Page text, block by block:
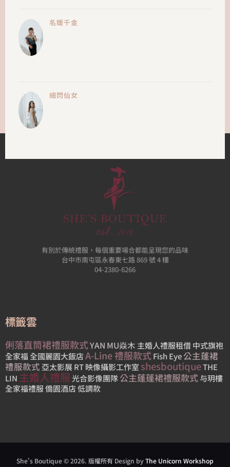
名媛千金
細閃仙女
有別於傳統禮服，每個重要場合都能呈現您的品味
台中市南屯區永春東七路 869 號 4 樓
04-2380-6266
標籤雲
俐落直筒裙禮服款式YAN MU焱木 主婚人禮服租借中式旗袍
全家福全國麗園大飯店A-Line 禮服款式Fish Eye公主蓬裙
禮服款式 亞太影展RT 映像攝影工作室 shesboutiqueTHE
LIN 主婚人禮服光合影像團隊公主蓬蓬裙禮服款式与玥樓
全家福禮服僑園酒店低調款
She's Boutique © 2026. 版權所有 Design byThe Unicorn Workshop